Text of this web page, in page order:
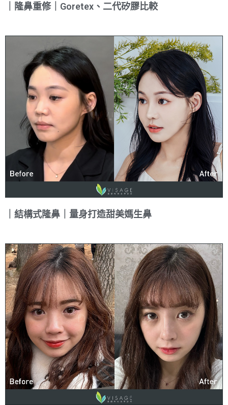
｜隆鼻重修｜Goretex、二代矽膠比較
｜結構式隆鼻｜量身打造甜美媽生鼻